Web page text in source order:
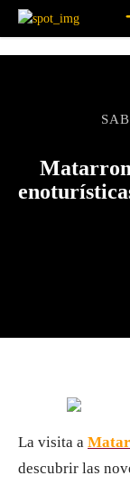
La visita a
descubrir las